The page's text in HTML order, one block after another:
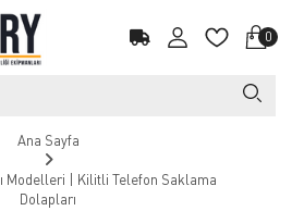
0
Ana Sayfa
Modelleri | Kilitli Telefon Saklama
Dolapları